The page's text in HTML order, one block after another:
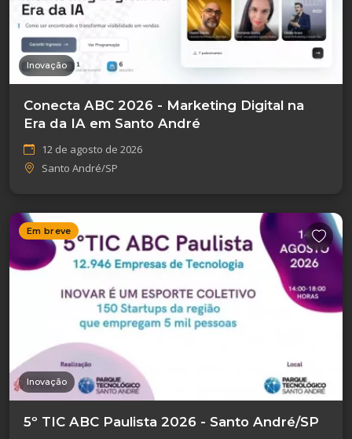
Inovação
Conecta ABC 2026 - Marketing Digital na
Era da IA em Santo André
12 de agosto de 2026
Santo André/SP
Em breve
Inovação
5º TIC ABC Paulista 2026 - Santo André/SP